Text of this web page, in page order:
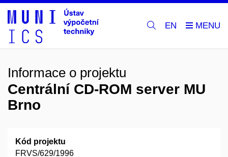
EN
Informace o projektu
Centrální CD-ROM server MU
Brno
Kód projektu
FRVS/629/1996